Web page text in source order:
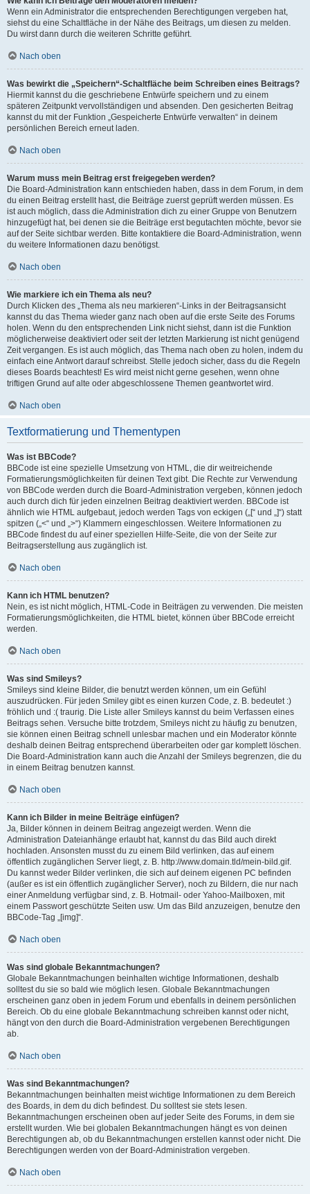
Wenn ein Administrator die entsprechenden Berechtigungen vergeben hat,
siehst du eine Schaltfläche in der Nähe des Beitrags, um diesen zu melden.
Du wirst dann durch die weiteren Schritte geführt.
Nach oben
Was bewirkt die „Speichern“-Schaltfläche beim Schreiben eines Beitrags?
Hiermit kannst du die geschriebene Entwürfe speichern und zu einem
späteren Zeitpunkt vervollständigen und absenden. Den gesicherten Beitrag
kannst du mit der Funktion „Gespeicherte Entwürfe verwalten“ in deinem
persönlichen Bereich erneut laden.
Nach oben
Warum muss mein Beitrag erst freigegeben werden?
Die Board-Administration kann entschieden haben, dass in dem Forum, in dem
du einen Beitrag erstellt hast, die Beiträge zuerst geprüft werden müssen. Es
ist auch möglich, dass die Administration dich zu einer Gruppe von Benutzern
hinzugefügt hat, bei denen sie die Beiträge erst begutachten möchte, bevor sie
auf der Seite sichtbar werden. Bitte kontaktiere die Board-Administration, wenn
du weitere Informationen dazu benötigst.
Nach oben
Wie markiere ich ein Thema als neu?
Durch Klicken des „Thema als neu markieren“-Links in der Beitragsansicht
kannst du das Thema wieder ganz nach oben auf die erste Seite des Forums
holen. Wenn du den entsprechenden Link nicht siehst, dann ist die Funktion
möglicherweise deaktiviert oder seit der letzten Markierung ist nicht genügend
Zeit vergangen. Es ist auch möglich, das Thema nach oben zu holen, indem du
einfach eine Antwort darauf schreibst. Stelle jedoch sicher, dass du die Regeln
dieses Boards beachtest! Es wird meist nicht gerne gesehen, wenn ohne
triftigen Grund auf alte oder abgeschlossene Themen geantwortet wird.
Nach oben
Textformatierung und Thementypen
Was ist BBCode?
BBCode ist eine spezielle Umsetzung von HTML, die dir weitreichende
Formatierungsmöglichkeiten für deinen Text gibt. Die Rechte zur Verwendung
von BBCode werden durch die Board-Administration vergeben, können jedoch
auch durch dich für jeden einzelnen Beitrag deaktiviert werden. BBCode ist
ähnlich wie HTML aufgebaut, jedoch werden Tags von eckigen („[“ und „]“) statt
spitzen („<“ und „>“) Klammern eingeschlossen. Weitere Informationen zu
BBCode findest du auf einer speziellen Hilfe-Seite, die von der Seite zur
Beitragserstellung aus zugänglich ist.
Nach oben
Kann ich HTML benutzen?
Nein, es ist nicht möglich, HTML-Code in Beiträgen zu verwenden. Die meisten
Formatierungsmöglichkeiten, die HTML bietet, können über BBCode erreicht
werden.
Nach oben
Was sind Smileys?
Smileys sind kleine Bilder, die benutzt werden können, um ein Gefühl
auszudrücken. Für jeden Smiley gibt es einen kurzen Code, z. B. bedeutet :)
fröhlich und :( traurig. Die Liste aller Smileys kannst du beim Verfassen eines
Beitrags sehen. Versuche bitte trotzdem, Smileys nicht zu häufig zu benutzen,
sie können einen Beitrag schnell unlesbar machen und ein Moderator könnte
deshalb deinen Beitrag entsprechend überarbeiten oder gar komplett löschen.
Die Board-Administration kann auch die Anzahl der Smileys begrenzen, die du
in einem Beitrag benutzen kannst.
Nach oben
Kann ich Bilder in meine Beiträge einfügen?
Ja, Bilder können in deinem Beitrag angezeigt werden. Wenn die
Administration Dateianhänge erlaubt hat, kannst du das Bild auch direkt
hochladen. Ansonsten musst du zu einem Bild verlinken, das auf einem
öffentlich zugänglichen Server liegt, z. B. http://www.domain.tld/mein-bild.gif.
Du kannst weder Bilder verlinken, die sich auf deinem eigenen PC befinden
(außer es ist ein öffentlich zugänglicher Server), noch zu Bildern, die nur nach
einer Anmeldung verfügbar sind, z. B. Hotmail- oder Yahoo-Mailboxen, mit
einem Passwort geschützte Seiten usw. Um das Bild anzuzeigen, benutze den
BBCode-Tag „[img]“.
Nach oben
Was sind globale Bekanntmachungen?
Globale Bekanntmachungen beinhalten wichtige Informationen, deshalb
solltest du sie so bald wie möglich lesen. Globale Bekanntmachungen
erscheinen ganz oben in jedem Forum und ebenfalls in deinem persönlichen
Bereich. Ob du eine globale Bekanntmachung schreiben kannst oder nicht,
hängt von den durch die Board-Administration vergebenen Berechtigungen
ab.
Nach oben
Was sind Bekanntmachungen?
Bekanntmachungen beinhalten meist wichtige Informationen zu dem Bereich
des Boards, in dem du dich befindest. Du solltest sie stets lesen.
Bekanntmachungen erscheinen oben auf jeder Seite des Forums, in dem sie
erstellt wurden. Wie bei globalen Bekanntmachungen hängt es von deinen
Berechtigungen ab, ob du Bekanntmachungen erstellen kannst oder nicht. Die
Berechtigungen werden von der Board-Administration vergeben.
Nach oben